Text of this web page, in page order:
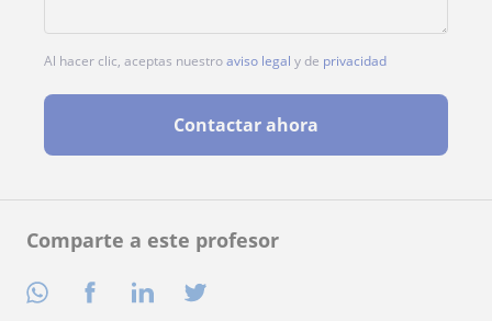
Comparte a este profesor
Al hacer clic, aceptas nuestroaviso legal y de privacidad
Contactar ahora